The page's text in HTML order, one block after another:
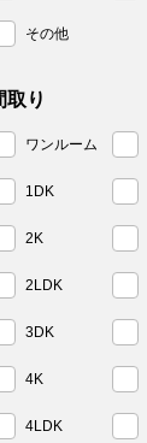
その他
取り
ワンルーム
1DK
2K
2LDK
3DK
4K
4LDK